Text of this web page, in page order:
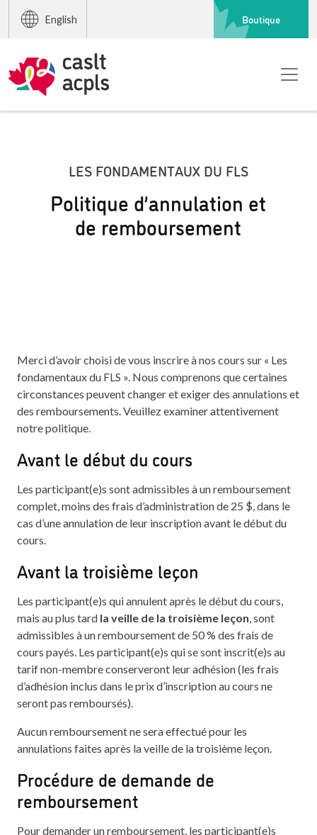
English Boutique
LES FONDAMENTAUX DU FLS
Politique d’annulation et
de remboursement
Merci d’avoir choisi de vous inscrire à nos cours sur « Les
fondamentaux du FLS ». Nous comprenons que certaines
circonstances peuvent changer et exiger des annulations et
des remboursements. Veuillez examiner attentivement
notre politique.
Avant le début du cours
Les participant(e)s sont admissibles à un remboursement
complet, moins des frais d’administration de 25 $, dans le
cas d’une annulation de leur inscription avant le début du
cours.
Avant la troisième leçon
Les participant(e)s qui annulent après le début du cours,
mais au plus tard la veille de la troisième leçon, sont
admissibles à un remboursement de 50 % des frais de
cours payés. Les participant(e)s qui se sont inscrit(e)s au
tarif non-membre conserveront leur adhésion (les frais
d’adhésion inclus dans le prix d’inscription au cours ne
seront pas remboursés).
Aucun remboursement ne sera effectué pour les
annulations faites après la veille de la troisième leçon.
Procédure de demande de
remboursement
Pour demander un remboursement, les participant(e)s